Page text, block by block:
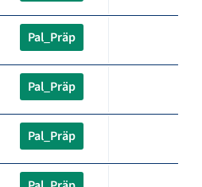
Pal_Präp
Pal_Präp
Pal_Präp